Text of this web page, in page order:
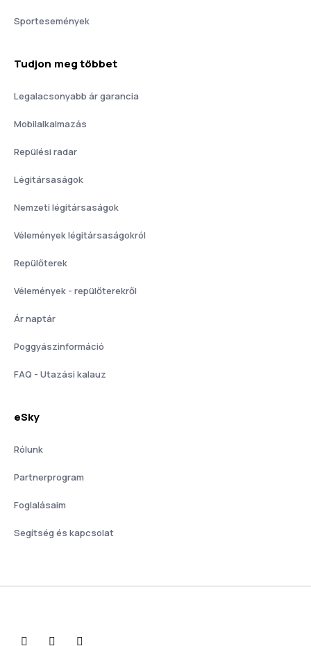
Sportesemények
Tudjon meg többet
Legalacsonyabb ár garancia
Mobilalkalmazás
Repülési radar
Légitársaságok
Nemzeti légitársaságok
Vélemények légitársaságokról
Repülőterek
Vélemények - repülőterekről
Ár naptár
Poggyászinformáció
FAQ - Utazási kalauz
eSky
Rólunk
Partnerprogram
Foglalásaim
Segítség és kapcsolat